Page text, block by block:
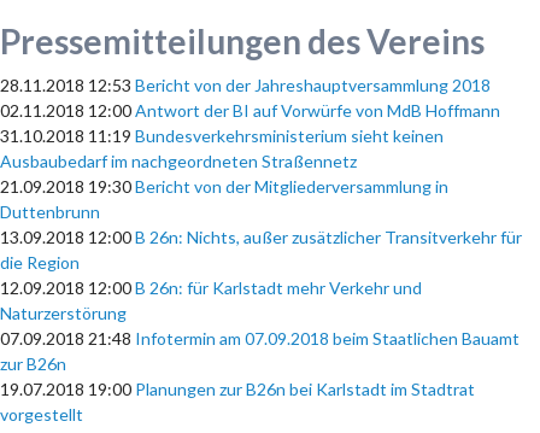
Pressemitteilungen des Vereins
28.11.2018 12:53 Bericht von der Jahreshauptversammlung 2018
02.11.2018 12:00Antwort der BI auf Vorwürfe von MdB Hoffmann
31.10.2018 11:19 Bundesverkehrsministerium sieht keinen
Ausbaubedarf im nachgeordneten Straßennetz
21.09.2018 19:30Bericht von der Mitgliederversammlung in
Duttenbrunn
13.09.2018 12:00B 26n: Nichts, außer zusätzlicher Transitverkehr für
die Region
12.09.2018 12:00B 26n: für Karlstadt mehr Verkehr und
Naturzerstörung
07.09.2018 21:48 Infotermin am 07.09.2018 beim Staatlichen Bauamt
zur B26n
19.07.2018 19:00 Planungen zur B26n bei Karlstadt im Stadtrat
vorgestellt